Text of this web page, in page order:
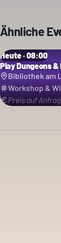
Ähnliche
Heute · 08:00
Play Dungeons
Bibliothek am
Workshop &
Preis auf